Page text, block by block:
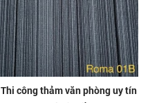
Thi công thảm văn phòng uy tín